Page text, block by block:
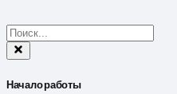
Начало работы